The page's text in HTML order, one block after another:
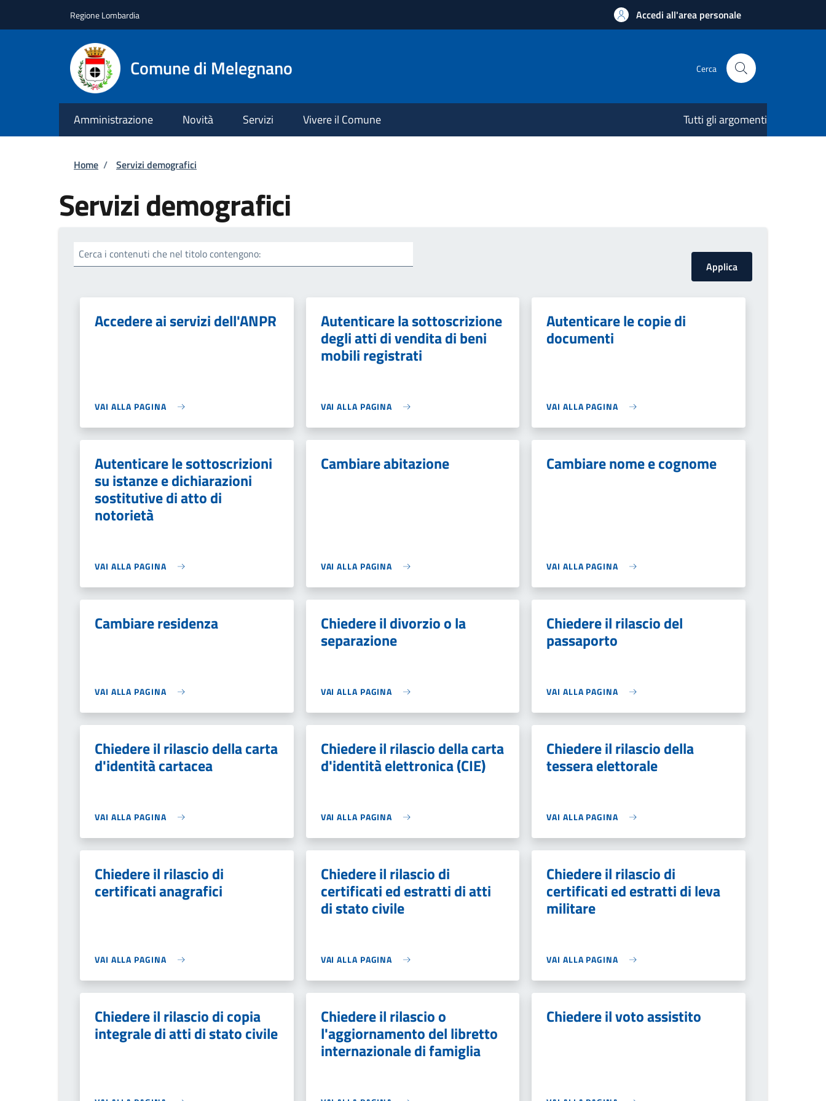
Regione Lombardia Accedi all'area personale
Comune di Melegnano Cerca
Amministrazione Novità Servizi Vivere il Comune Tutti gli argomenti
Briciole di pane
Home / Servizi demografici
Servizi demografici
Cerca i contenuti che nel titolo contengono:
Accedere ai servizi dell'ANPR
VAI ALLA PAGINA
Autenticare la sottoscrizione
degli atti di vendita di beni
mobili registrati
VAI ALLA PAGINA
Autenticare le copie di
documenti
VAI ALLA PAGINA
Autenticare le sottoscrizioni
su istanze e dichiarazioni
sostitutive di atto di
notorietà
VAI ALLA PAGINA
Cambiare abitazione
VAI ALLA PAGINA
Cambiare nome e cognome
VAI ALLA PAGINA
Cambiare residenza
VAI ALLA PAGINA
Chiedere il divorzio o la
separazione
VAI ALLA PAGINA
Chiedere il rilascio del
passaporto
VAI ALLA PAGINA
Chiedere il rilascio della carta
d'identità cartacea
VAI ALLA PAGINA
Chiedere il rilascio della carta
d'identità elettronica (CIE)
VAI ALLA PAGINA
Chiedere il rilascio della
tessera elettorale
VAI ALLA PAGINA
Chiedere il rilascio di
certificati anagrafici
VAI ALLA PAGINA
Chiedere il rilascio di
certificati ed estratti di atti
di stato civile
VAI ALLA PAGINA
Chiedere il rilascio di
certificati ed estratti di leva
militare
VAI ALLA PAGINA
Chiedere il rilascio di copia
integrale di atti di stato civile
Chiedere il rilascio o
l'aggiornamento del libretto
internazionale di famiglia
Chiedere il voto assistito